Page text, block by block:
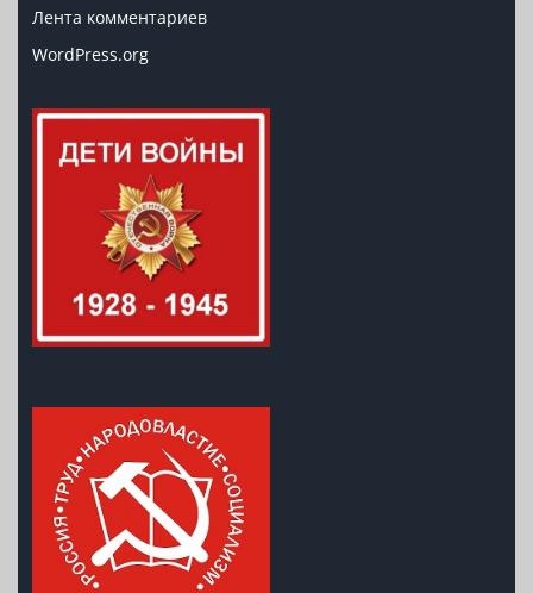
Лента комментариев
WordPress.org